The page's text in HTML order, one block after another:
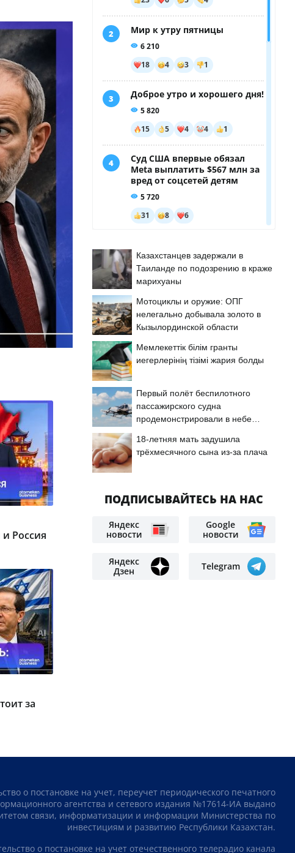
Россия
за
Казахстанцев задержали в
Таиланде по подозрению в краже
марихуаны
Мотоциклы и оружие: ОПГ
нелегально добывала золото в
Кызылординской области
Мемлекеттік білім гранты
иегерлерінің тізімі жария болды
Первый полёт беспилотного
пассажирского судна
продемонстрировали в небе
18-летняя мать задушила
трёхмесячного сына из-за плача
ПОДПИСЫВАЙТЕСЬ НА НАС
Яндекс
новости
Google
новости
Яндекс
Дзен
Telegram
о постановке на учет, переучет периодического печатного
агентства и сетевого издания №17614-ИА выдано
связи, информатизации и информации Министерства по
инвестициям и развитию Республики Казахстан.
о постановке на учет отечественного телерадио канала